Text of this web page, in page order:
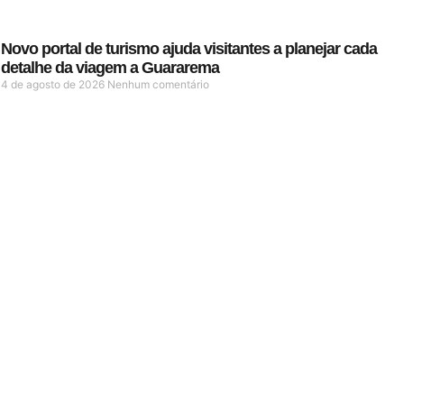
Novo portal de turismo ajuda visitantes a planejar cada
detalhe da viagem a Guararema
4 de agosto de 2026 Nenhum comentário